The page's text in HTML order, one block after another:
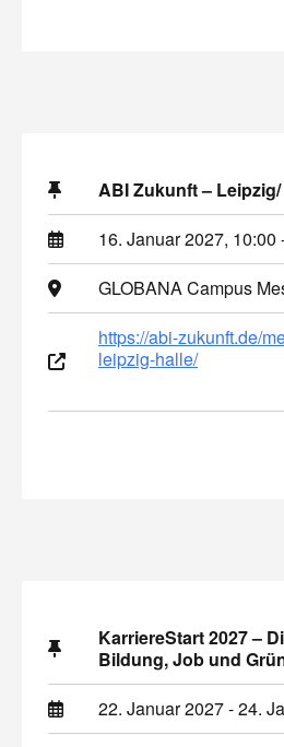
ABI Zukunft –
16. Januar 2027, 10:00
GLOBANA Campus
https://abi-zukunft.de/
leipzig-halle/
KarriereStart 2027 –
Bildung, Job und
22. Januar 2027 - 24.